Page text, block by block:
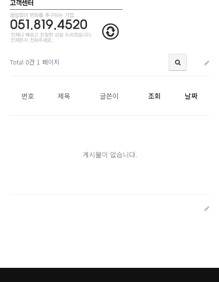
Total 0건 1 페이지
번호 제목 글쓴이 조회 날짜
게시물이 없습니다.